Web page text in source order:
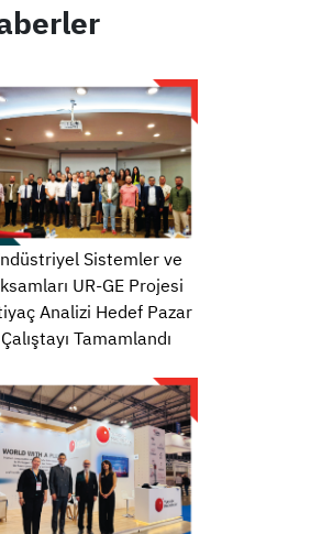
Sistemler ve
UR-GE Projesi
Analizi Hedef Pazar
Çalıştayı Tamamlandı